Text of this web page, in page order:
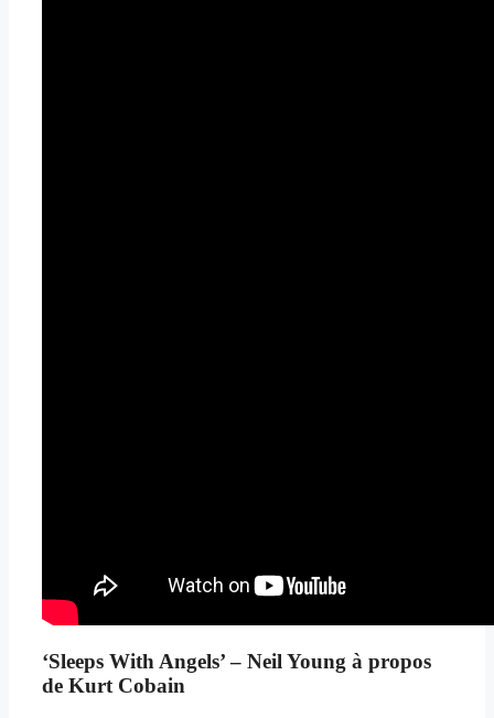
‘Sleeps With Angels’ – Neil Young à propos
de Kurt Cobain